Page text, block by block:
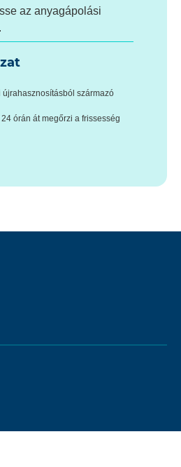
az anyagápolási
származó
órán át megőrzi a frissesség